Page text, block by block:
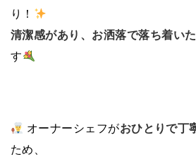
り！
清潔感があり、お洒落で落ち着い
す
オーナーシェフがおひとりで丁
ため、